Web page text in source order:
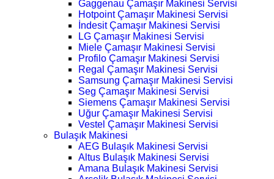
Gaggenau Çamaşır Makinesi Servisi
Hotpoint Çamaşır Makinesi Servisi
İndesit Çamaşır Makinesi Servisi
LG Çamaşır Makinesi Servisi
Miele Çamaşır Makinesi Servisi
Profilo Çamaşır Makinesi Servisi
Regal Çamaşır Makinesi Servisi
Samsung Çamaşır Makinesi Servisi
Seg Çamaşır Makinesi Servisi
Siemens Çamaşır Makinesi Servisi
Uğur Çamaşır Makinesi Servisi
Vestel Çamaşır Makinesi Servisi
Bulaşık Makinesi
AEG Bulaşık Makinesi Servisi
Altus Bulaşık Makinesi Servisi
Amana Bulaşık Makinesi Servisi